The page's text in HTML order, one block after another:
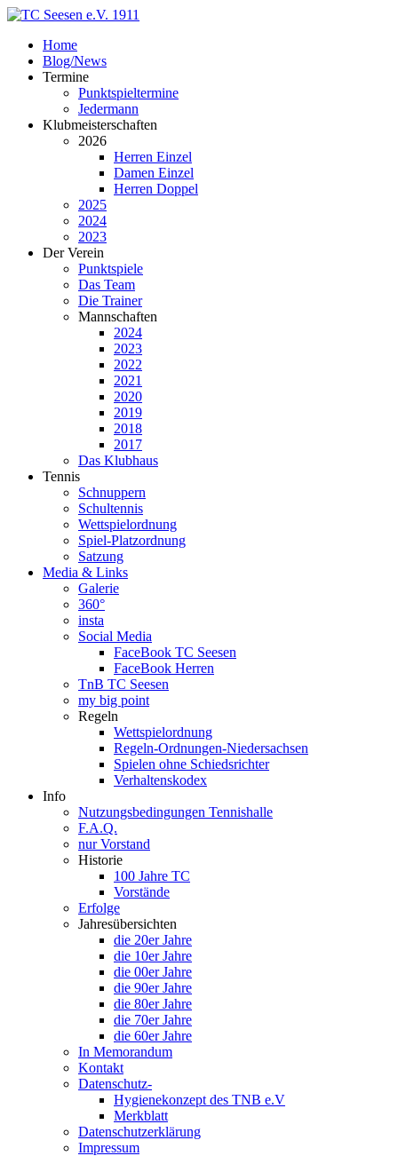
Home
Blog/News
Termine
Punktspieltermine
Jedermann
Klubmeisterschaften
2026
Herren Einzel
Damen Einzel
Herren Doppel
2025
2024
2023
Der Verein
Punktspiele
Das Team
Die Trainer
Mannschaften
2024
2023
2022
2021
2020
2019
2018
2017
Das Klubhaus
Tennis
Schnuppern
Schultennis
Wettspielordnung
Spiel-Platzordnung
Satzung
Media & Links
Galerie
360°
insta
Social Media
FaceBook TC Seesen
FaceBook Herren
TnB TC Seesen
my big point
Regeln
Wettspielordnung
Regeln-Ordnungen-Niedersachsen
Spielen ohne Schiedsrichter
Verhaltenskodex
Info
Nutzungsbedingungen Tennishalle
F.A.Q.
nur Vorstand
Historie
100 Jahre TC
Vorstände
Erfolge
Jahresübersichten
die 20er Jahre
die 10er Jahre
die 00er Jahre
die 90er Jahre
die 80er Jahre
die 70er Jahre
die 60er Jahre
In Memorandum
Kontakt
Datenschutz-
Hygienekonzept des TNB e.V
Merkblatt
Datenschutzerklärung
Impressum